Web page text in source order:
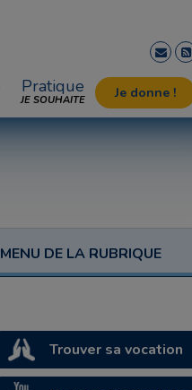
Pratique
JE SOUHAITE Je donne !
MENU DE LA RUBRIQUE
Trouver sa vocation